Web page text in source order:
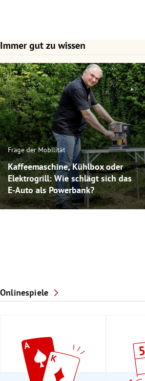
Immer gut zu wissen
Slide 1 von 7
Frage der Mobilität
Kaffeemaschine, Kühlbox oder
Elektrogrill: Wie schlägt sich das
E-Auto als Powerbank?
Onlinespiele